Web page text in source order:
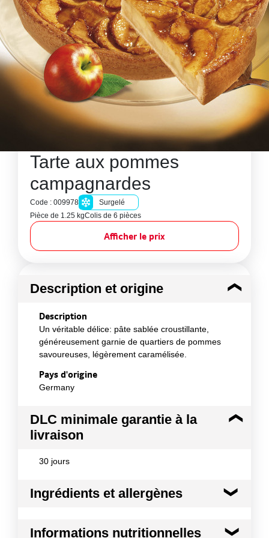
Tarte aux pommes
campagnardes
Code : 009978
Surgelé
Pièce de 1.25 kgColis de 6 pièces
Afficher le prix
Description et origine
Description
Un véritable délice: pâte sablée croustillante,
généreusement garnie de quartiers de pommes
savoureuses, légèrement caramélisée.
Pays d'origine
Germany
DLC minimale garantie à la
livraison
30 jours
Ingrédients et allergènes
Ingrédients: Pommes (67%), FARINE DE
Informations nutritionnelles